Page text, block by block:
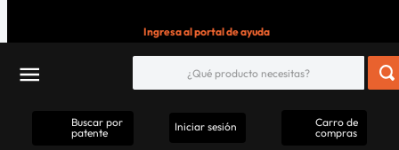
Ingresa al portal de ayuda
Buscar por
patente
Iniciar sesión
Carro de
compras